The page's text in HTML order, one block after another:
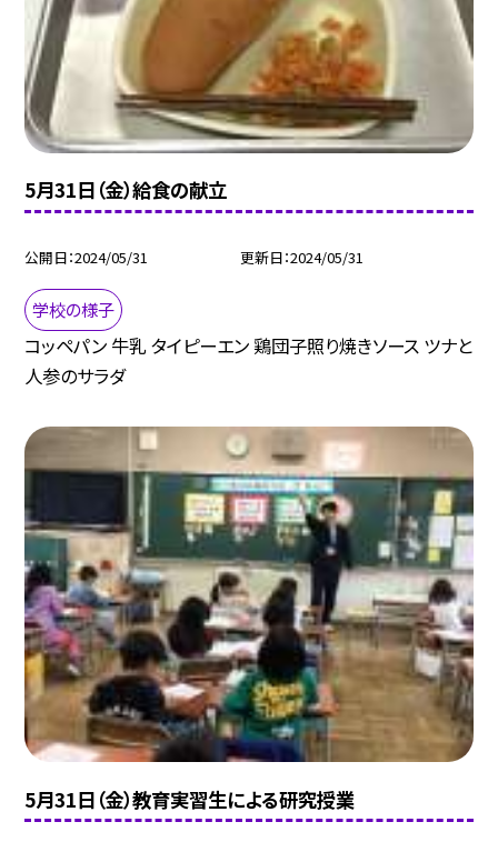
5月31日（金）給食の献立
公開日 2024/05/31 更新日 2024/05/31
学校の様子
コッペパン 牛乳 タイピーエン 鶏団子照り焼きソース ツナと
人参のサラダ
5月31日（金）教育実習生による研究授業